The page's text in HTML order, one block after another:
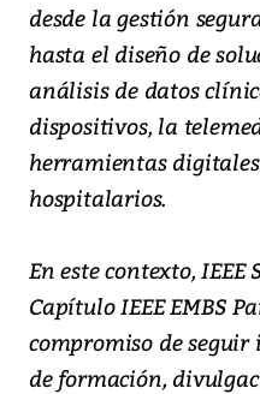
desde la gestión
hasta el diseño de
análisis de datos
dispositivos, la
herramientas
hospitalarios.
En este contexto, IEEE
Capítulo IEEE EMBS
compromiso de
de formación,